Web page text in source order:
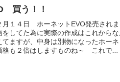
買う！！
１４日 ホーネットEVO発売されま
してた為に実際の作成はこれからな
てますが、中身は別物になったホー
も２倍はしますものね～ これで...